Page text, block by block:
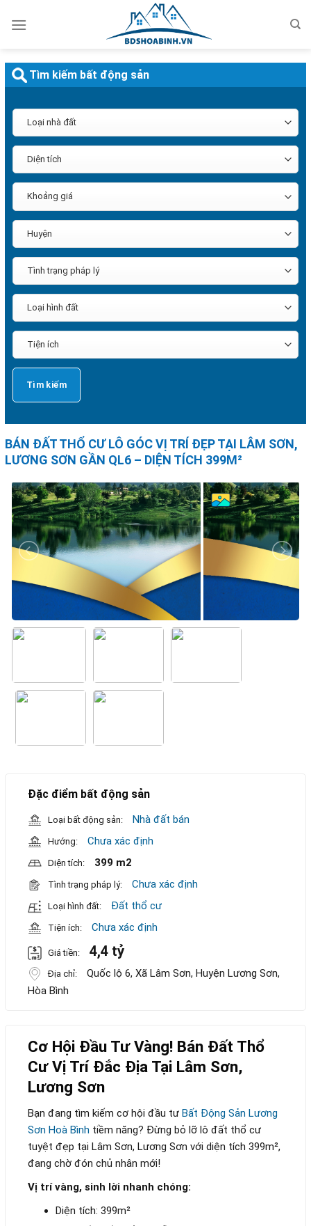
qua
dung
BÁN ĐẤT THỔ CƯ LÔ GÓC VỊ TRÍ ĐẸP TẠI LÂM SƠN,
LƯƠNG SƠN GẦN QL6 – DIỆN TÍCH 399M²
Đặc điểm bất động sản
Loại bất động sản: Nhà đất bán
Hướng: Chưa xác định
Diện tích: 399 m2
Tình trạng pháp lý: Chưa xác định
Loại hình đất: Đất thổ cư
Tiện ích: Chưa xác định
Giá tiền: 4,4 tỷ
Địa chỉ:
Quốc lộ 6, Xã Lâm Sơn, Huyện Lương Sơn,
Hòa Bình
Cơ Hội Đầu Tư Vàng! Bán Đất Thổ
Cư Vị Trí Đắc Địa Tại Lâm Sơn,
Lương Sơn
Bạn đang tìm kiếm cơ hội đầu tư Bất Động Sản Lương
Sơn Hoà Bình tiềm năng? Đừng bỏ lỡ lô đất thổ cư
tuyệt đẹp tại Lâm Sơn, Lương Sơn với diện tích 399m²,
đang chờ đón chủ nhân mới!
Vị trí vàng, sinh lời nhanh chóng:
Diện tích: 399m²
Tìm kiếm bất động sản